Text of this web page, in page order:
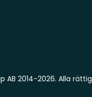
AB 2014-2026. Alla